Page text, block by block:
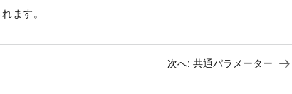
ます。
次へ: 共通パラメーター